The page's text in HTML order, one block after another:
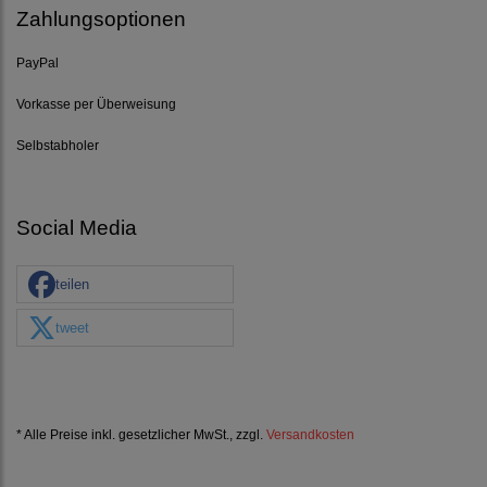
Zahlungsoptionen
PayPal
Vorkasse per Überweisung
Selbstabholer
Social Media
teilen
tweet
* Alle Preise inkl. gesetzlicher MwSt., zzgl. Versandkosten